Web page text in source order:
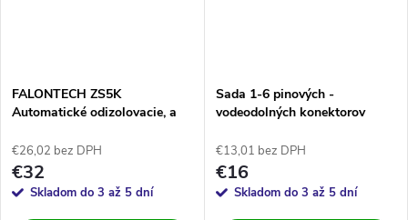
FALONTECH ZS5K
Automatické odizolovacie, a
€26,02 bez DPH
€32
Skladom do 3 až 5 dní
Sada 1-6 pinových -
vodeodolných konektorov
€13,01 bez DPH
€16
Skladom do 3 až 5 dní